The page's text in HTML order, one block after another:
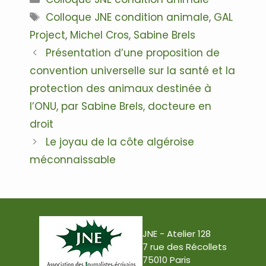
Étiquettes
Colloque JNE condition animale, GAL
Project, Michel Cros, Sabine Brels
Navigation
des
Présentation d’une proposition de
convention universelle sur la santé et la
protection des animaux destinée à
l’ONU, par Sabine Brels, docteure en
droit
Le joyau de la côte algéroise
méconnaissable
JNE - Atelier 128
7 rue des Récollets
75010 Paris